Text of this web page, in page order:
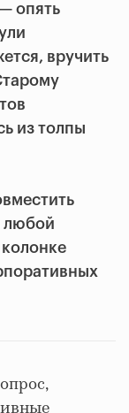
опять
вручить
из толпы
любой